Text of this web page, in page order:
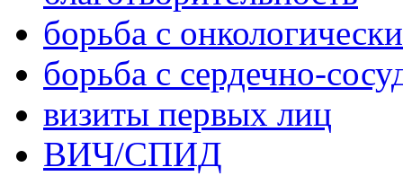
борьба с
борьба с сердечно-
визиты первых лиц
ВИЧ/СПИД